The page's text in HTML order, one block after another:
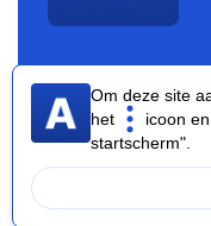
Om deze site
het
icoon
startscherm".